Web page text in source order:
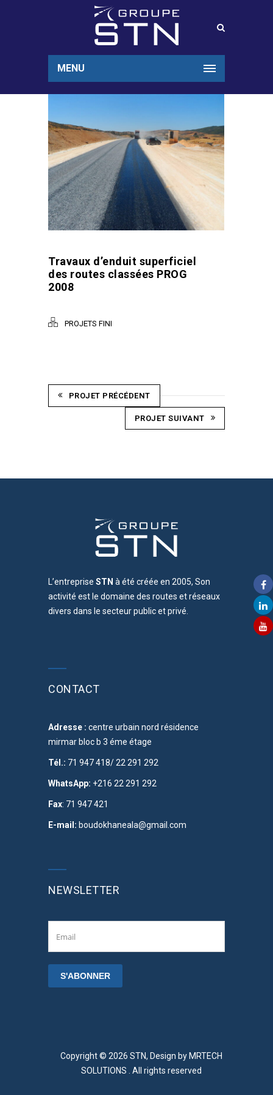
MENU
Travaux d’enduit superficiel
des routes classées PROG
2008
PROJETS FINI
PROJET PRÉCÉDENT
PROJET SUIVANT
L’entreprise STN à été créée en 2005, Son
activité est le domaine des routes et réseaux
divers dans le secteur public et privé.
CONTACT
Adresse : centre urbain nord résidence
mirmar bloc b 3 éme étage
Tél.: 71 947 418/ 22 291 292
WhatsApp: +216 22 291 292
Fax: 71 947 421
E-mail: boudokhaneala@gmail.com
NEWSLETTER
Copyright © 2026 STN, Design by MRTECH
SOLUTIONS . All rights reserved